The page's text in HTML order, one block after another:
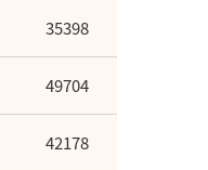
35398
49704
42178